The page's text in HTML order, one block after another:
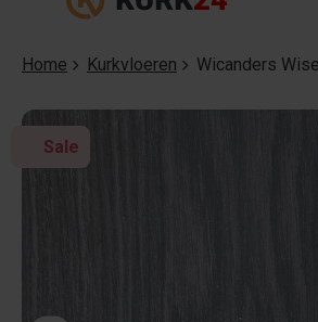
Home Kurkvloeren Wicanders
Sale